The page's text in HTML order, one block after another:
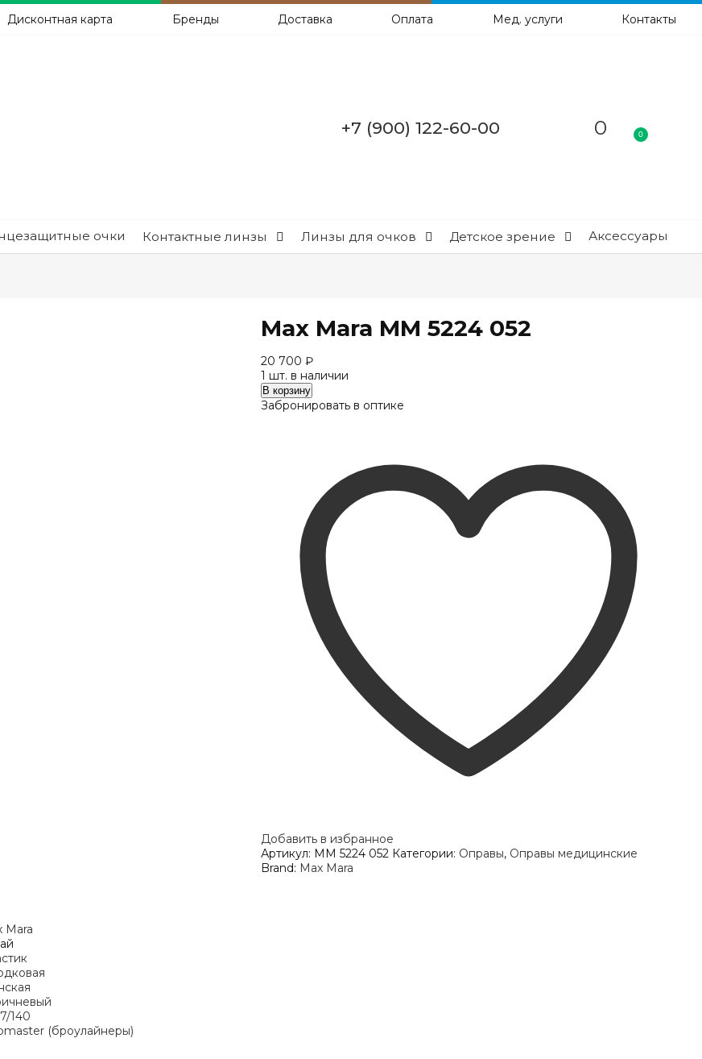
Дисконтная карта Бренды Доставка Оплата Мед. услуги Контакты
+7 (900) 122-60-00 0 0
очки Контактные линзы Линзы для очков Детское зрение Аксессуары
Max Mara MM 5224 052
20 700₽
1 шт. в наличии
Количество
Max
В корзину
Забронировать в оптике
Добавить в избранное
Артикул: MM 5224 052 Категории: Оправы, Оправы медицинские
Brand: Max Mara
Mara
140
(броулайнеры)